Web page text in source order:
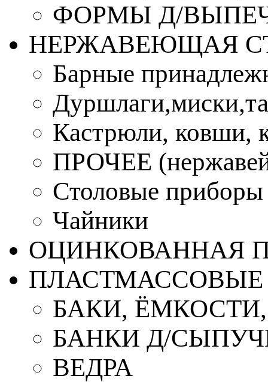
ФОРМЫ Д/
НЕРЖАВЕЮЩАЯ
Барные
Кастрюли, ковши,
ПРОЧЕЕ
Столовые приборы
Чайники
ОЦИНКОВАННАЯ
ПЛАСТМАССОВЫЕ
БАКИ,
БАНКИ Д/
ВЕДРА